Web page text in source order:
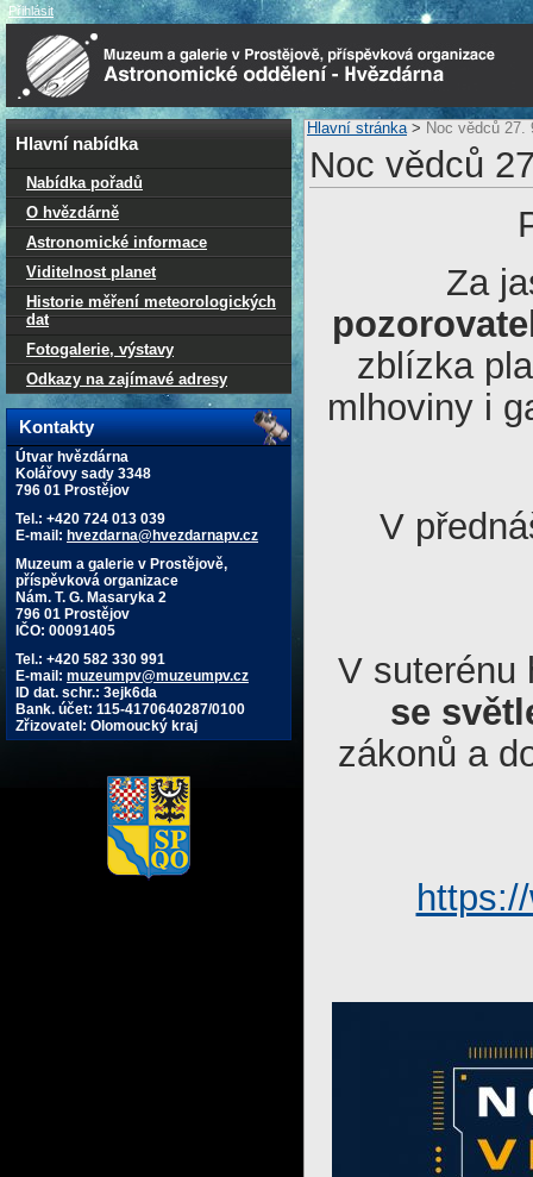
Hlavní nabídka
Nabídka pořadů
O hvězdárně
Astronomické informace
Viditelnost planet
Historie měření meteorologických
dat
Fotogalerie, výstavy
Odkazy na zajímavé adresy
Kontakty
Útvar hvězdárna
Kolářovy sady 3348
796 01 Prostějov
Tel.: +420 724 013 039
E-mail: hvezdarna@hvezdarnapv.cz
Muzeum a galerie v Prostějově,
příspěvková organizace
Nám. T. G. Masaryka 2
796 01 Prostějov
IČO: 00091405
Tel.: +420 582 330 991
E-mail: muzeumpv@muzeumpv.cz
ID dat. schr.: 3ejk6da
Bank. účet: 115-4170640287/0100
Zřizovatel: Olomoucký kraj
Hlavní stránka> Noc vědců 27.
Noc vědců
Za
zblízka
mlhoviny i
V
V suterénu
se
zákonů a
Přihlásit